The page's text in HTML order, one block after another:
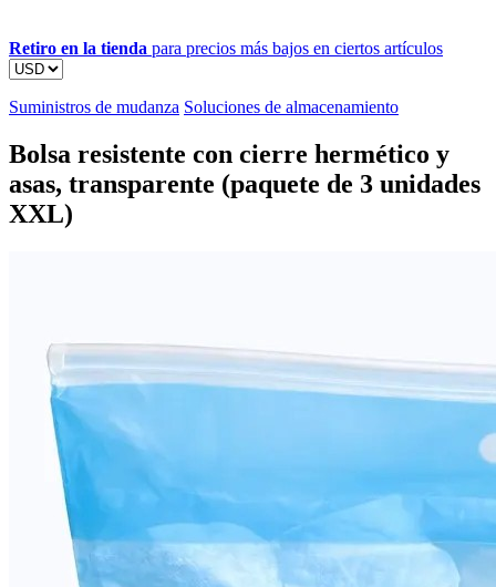
Retiro en la tienda para precios más bajos en ciertos artículos
Suministros de mudanza Soluciones de almacenamiento
Bolsa resistente con cierre hermético y
asas, transparente (paquete de 3 unidades
XXL)